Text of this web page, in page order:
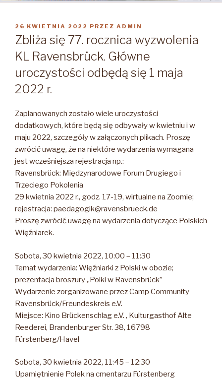
OPUBLIKOWANE
W
26 KWIETNIA 2022 PRZEZ ADMIN
Zbliża się 77. rocznica wyzwolenia
KL Ravensbrück. Główne
uroczystości odbędą się 1 maja
2022 r.
Zaplanowanych zostało wiele uroczystości
dodatkowych, które będą się odbywały w kwietniu i w
maju 2022, szczegóły w załączonych plikach. Proszę
zwrócić uwagę, że na niektóre wydarzenia wymagana
jest wcześniejsza rejestracja np.:
Ravensbrück: Międzynarodowe Forum Drugiego i
Trzeciego Pokolenia
29 kwietnia 2022 r., godz. 17-19, wirtualne na Zoomie;
rejestracja: paedagogik@ravensbrueck.de
Proszę zwrócić uwagę na wydarzenia dotyczące Polskich
Więźniarek.
Sobota, 30 kwietnia 2022, 10:00 – 11:30
Temat wydarzenia: Więźniarki z Polski w obozie;
prezentacja broszury „Polki w Ravensbrück”
Wydarzenie zorganizowane przez Camp Community
Ravensbrück/Freundeskreis e.V.
Miejsce: Kino Brückenschlag e.V. , Kulturgasthof Alte
Reederei, Brandenburger Str. 38, 16798
Fürstenberg/Havel
Sobota, 30 kwietnia 2022, 11:45 – 12:30
Upamiętnienie Polek na cmentarzu Fürstenberg